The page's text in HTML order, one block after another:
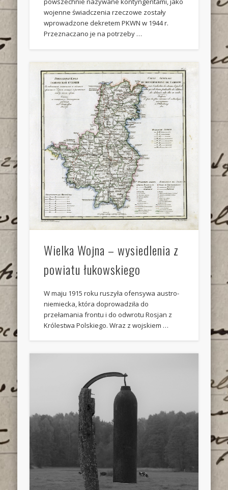
wojenne świadczenia rzeczowe zostały
wprowadzone dekretem PKWN w 1944 r.
Przeznaczano je na potrzeby …
Wielka Wojna – wysiedlenia z
powiatu łukowskiego
W maju 1915 roku ruszyła ofensywa austro-
niemiecka, która doprowadziła do
przełamania frontu i do odwrotu Rosjan z
Królestwa Polskiego. Wraz z wojskiem …